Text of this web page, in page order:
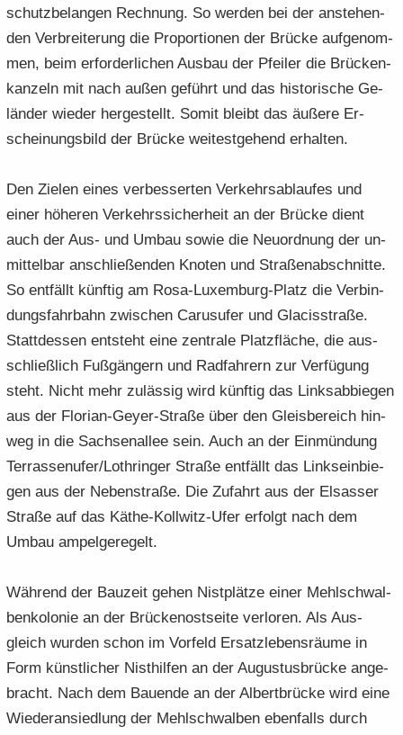
schutz­be­lan­gen Rech­nung. So wer­den bei der an­ste­hen­
den Ver­brei­te­rung die Pro­por­tio­nen der Brü­cke auf­ge­nom­
men, beim er­for­der­li­chen Aus­bau der Pfei­ler die Brü­cken­
kan­zeln mit nach außen ge­führt und das his­to­ri­sche Ge­
län­der wie­der her­ge­stellt. Somit bleibt das äu­ße­re Er­
schei­nungs­bild der Brü­cke wei­test­ge­hend er­hal­ten.
Den Zie­len eines ver­bes­ser­ten Ver­kehrs­ab­lau­fes und
einer hö­he­ren Ver­kehrs­si­cher­heit an der Brü­cke dient
auch der Aus- und Umbau sowie die Neu­ord­nung der un­
mit­tel­bar an­schlie­ßen­den Kno­ten und Stra­ßen­ab­schnit­te.
So ent­fällt künf­tig am Rosa-​Luxemburg-Platz die Ver­bin­
dungs­fahr­bahn zwi­schen Ca­rus­ufer und Gla­cis­stra­ße.
Statt­des­sen ent­steht eine zen­tra­le Platz­flä­che, die aus­
schließ­lich Fuß­gän­gern und Rad­fah­rern zur Ver­fü­gung
steht. Nicht mehr zu­läs­sig wird künf­tig das Links­ab­bie­gen
aus der Florian-​Geyer-Straße über den Gleis­be­reich hin­
weg in die Sach­sen­al­lee sein. Auch an der Ein­mün­dung
Ter­ras­sen­ufer/Loth­rin­ger Stra­ße ent­fällt das Links­ein­bie­
gen aus der Ne­ben­stra­ße. Die Zu­fahrt aus der El­sas­ser
Stra­ße auf das Käthe-​Kollwitz-Ufer er­folgt nach dem
Umbau am­pel­ge­re­gelt.
Wäh­rend der Bau­zeit gehen Nist­plät­ze einer Mehl­schwal­
ben­ko­lo­nie an der Brü­cken­ost­sei­te ver­lo­ren. Als Aus­
gleich wur­den schon im Vor­feld Er­satz­le­bens­räu­me in
Form künst­li­cher Nist­hil­fen an der Au­gus­tus­brü­cke an­ge­
bracht. Nach dem Bau­en­de an der Al­bert­brü­cke wird eine
Wie­der­an­sied­lung der Mehl­schwal­ben eben­falls durch